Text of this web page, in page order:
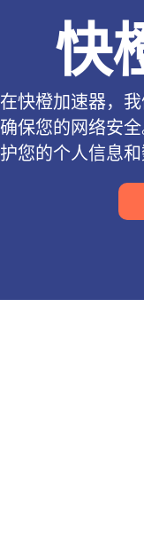
快
在快橙加速器，
确保您的网络安
护您的个人信息和